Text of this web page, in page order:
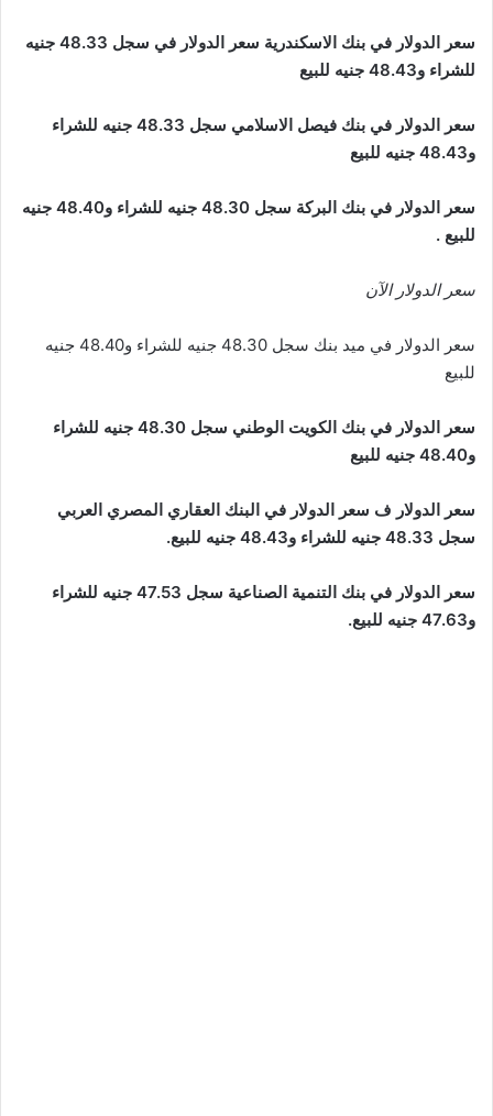
سعر الدولار في بنك الاسكندرية سعر الدولار في سجل 48.33 جنيه
للشراء و48.43 جنيه للبيع
سعر الدولار في بنك فيصل الاسلامي سجل 48.33 جنيه للشراء
و48.43 جنيه للبيع
سعر الدولار في بنك البركة سجل 48.30 جنيه للشراء و48.40 جنيه
للبيع .
سعر الدولار الآن
سعر الدولار في ميد بنك سجل 48.30 جنيه للشراء و48.40 جنيه
للبيع
سعر الدولار في بنك الكويت الوطني سجل 48.30 جنيه للشراء
و48.40 جنيه للبيع
سعر الدولار ف سعر الدولار في البنك العقاري المصري العربي
سجل 48.33 جنيه للشراء و48.43 جنيه للبيع.
سعر الدولار في بنك التنمية الصناعية سجل 47.53 جنيه للشراء
و47.63 جنيه للبيع.